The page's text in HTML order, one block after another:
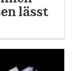
lässt